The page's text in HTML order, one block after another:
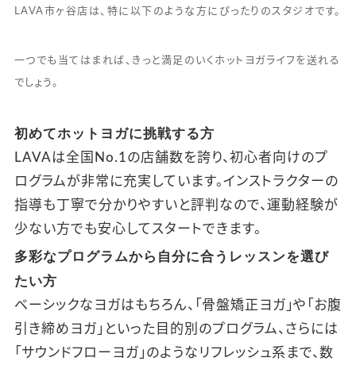
LAVA市ヶ谷店は、特に以下のような方にぴったりのスタジオです。
一つでも当てはまれば、きっと満足のいくホットヨガライフを送れる
でしょう。
初めてホットヨガに挑戦する方
LAVAは全国No.1の店舗数を誇り、初心者向けのプ
ログラムが非常に充実しています。インストラクターの
指導も丁寧で分かりやすいと評判なので、運動経験が
少ない方でも安心してスタートできます。
多彩なプログラムから自分に合うレッスンを選び
たい方
ベーシックなヨガはもちろん、「骨盤矯正ヨガ」や「お腹
引き締めヨガ」といった目的別のプログラム、さらには
「サウンドフローヨガ」のようなリフレッシュ系まで、数